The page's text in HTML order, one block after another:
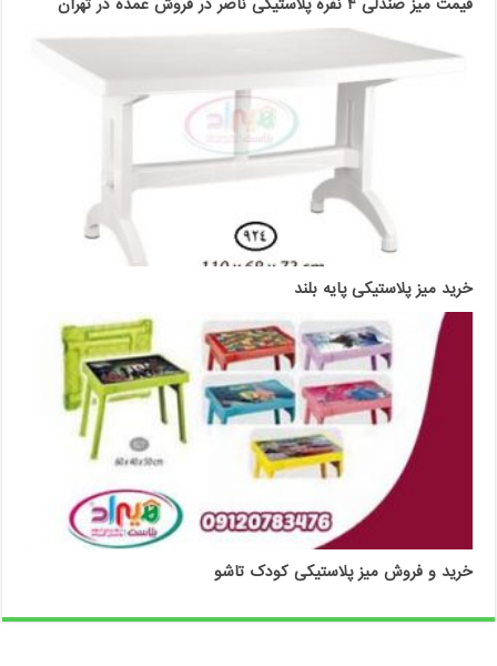
قیمت میز صندلی ۴ نفره پلاستیکی ناصر در فروش عمده در تهران
خرید میز پلاستیکی پایه بلند
خرید و فروش میز پلاستیکی کودک تاشو